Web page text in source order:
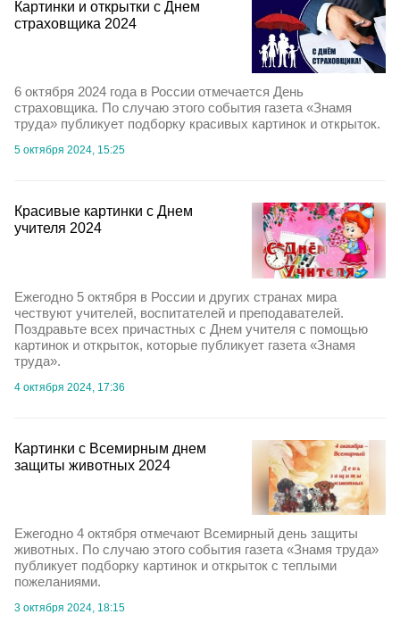
Картинки и открытки с Днем
страховщика 2024
6 октября 2024 года в России отмечается День
страховщика. По случаю этого события газета «Знамя
труда» публикует подборку красивых картинок и открыток.
5 октября 2024, 15:25
Красивые картинки с Днем
учителя 2024
Ежегодно 5 октября в России и других странах мира
чествуют учителей, воспитателей и преподавателей.
Поздравьте всех причастных с Днем учителя с помощью
картинок и открыток, которые публикует газета «Знамя
труда».
4 октября 2024, 17:36
Картинки с Всемирным днем
защиты животных 2024
Ежегодно 4 октября отмечают Всемирный день защиты
животных. По случаю этого события газета «Знамя труда»
публикует подборку картинок и открыток с теплыми
пожеланиями.
3 октября 2024, 18:15